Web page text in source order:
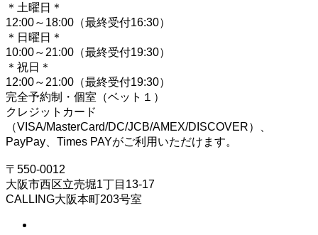
＊土曜日＊
12:00～18:00（最終受付16:30）
＊日曜日＊
10:00～21:00（最終受付19:30）
＊祝日＊
12:00～21:00（最終受付19:30）
完全予約制・個室（ベット１）
クレジットカード
（VISA/MasterCard/DC/JCB/AMEX/DISCOVER）、
PayPay、Times PAYがご利用いただけます。
〒550-0012
大阪市西区立売堀1丁目13-17
CALLING大阪本町203号室